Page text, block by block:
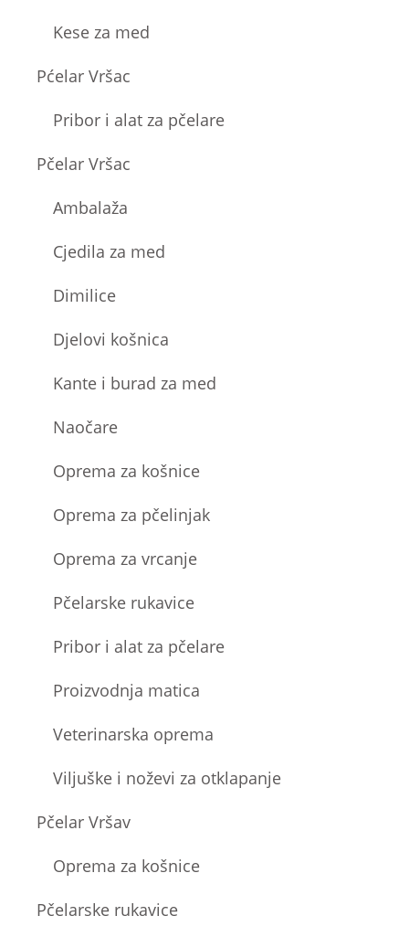
Kese za med
Pćelar Vršac
Pribor i alat za pčelare
Pčelar Vršac
Ambalaža
Cjedila za med
Dimilice
Djelovi košnica
Kante i burad za med
Naočare
Oprema za košnice
Oprema za pčelinjak
Oprema za vrcanje
Pčelarske rukavice
Pribor i alat za pčelare
Proizvodnja matica
Veterinarska oprema
Viljuške i noževi za otklapanje
Pčelar Vršav
Oprema za košnice
Pčelarske rukavice